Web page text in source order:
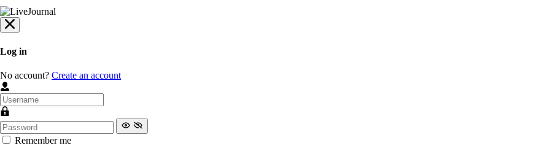
Log in
No account? Create an account
Remember me